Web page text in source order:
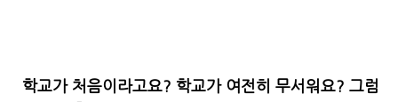
학교가 처음이라고요? 학교가 여전히 무서워요? 그럼